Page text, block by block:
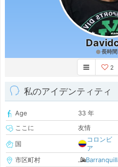
長時間
2
私のアイデンティティ
Age
33 年
ここに
友情
国
コロンビ
ア
市区町村